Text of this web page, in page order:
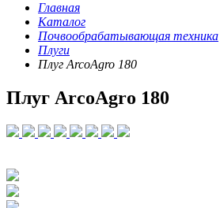
Главная
Каталог
Почвообрабатывающая техника
Плуги
Плуг ArcoAgro 180
Плуг ArcoAgro 180